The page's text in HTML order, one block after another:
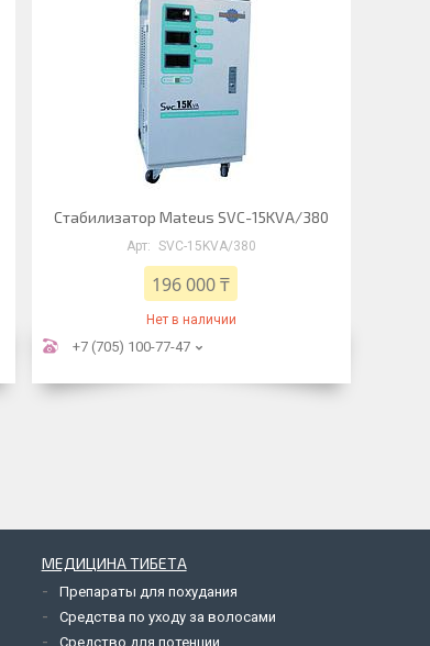
Стабилизатор Mateus SVC-15KVA/380
SVC-15KVA/380
196 000 ₸
Нет в наличии
+7 (705) 100-77-47
МЕДИЦИНА ТИБЕТА
Препараты для похудания
Средства по уходу за волосами
Средство для потенции